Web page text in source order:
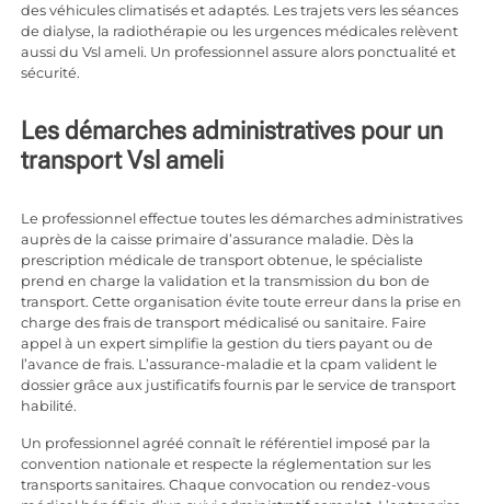
des véhicules climatisés et adaptés. Les trajets vers les séances
de dialyse, la radiothérapie ou les urgences médicales relèvent
aussi du Vsl ameli. Un professionnel assure alors ponctualité et
sécurité.
Les démarches administratives pour un
transport Vsl ameli
Le professionnel effectue toutes les démarches administratives
auprès de la caisse primaire d’assurance maladie. Dès la
prescription médicale de transport obtenue, le spécialiste
prend en charge la validation et la transmission du bon de
transport. Cette organisation évite toute erreur dans la prise en
charge des frais de transport médicalisé ou sanitaire. Faire
appel à un expert simplifie la gestion du tiers payant ou de
l’avance de frais. L’assurance-maladie et la cpam valident le
dossier grâce aux justificatifs fournis par le service de transport
habilité.
Un professionnel agréé connaît le référentiel imposé par la
convention nationale et respecte la réglementation sur les
transports sanitaires. Chaque convocation ou rendez-vous